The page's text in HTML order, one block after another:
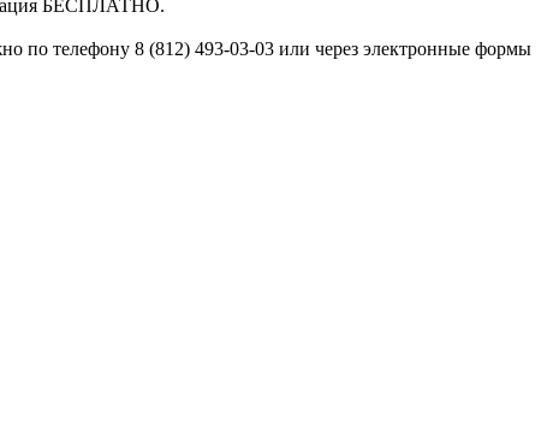
БЕСПЛАТНО.
по телефону 8 (812) 493-03-03 или через электронные формы